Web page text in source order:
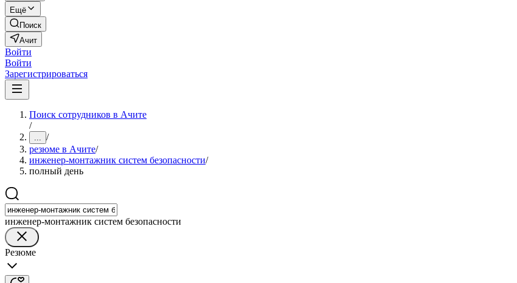
Ещё
Поиск
Ачит
Войти
Войти
Зарегистрироваться
Поиск сотрудников в Ачите
/
... /
резюме в Ачите/
инженер-монтажник систем безопасности/
полный день
инженер-монтажник систем безопасности
Резюме